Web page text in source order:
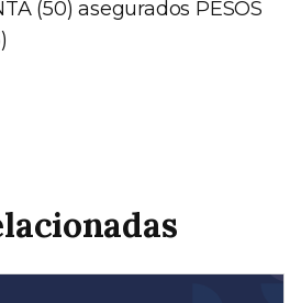
(50) asegurados PESOS